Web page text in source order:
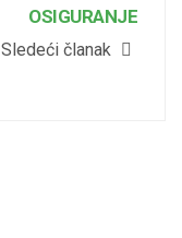
OSIGURANJE
Sledeći članak